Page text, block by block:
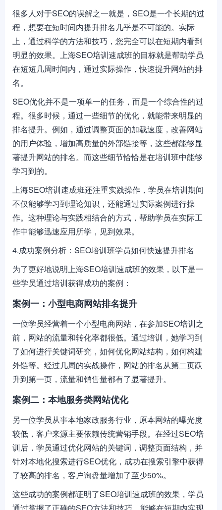
很多人对于SEO的误解之一就是，SEO是一个长期的过
程，想要在短时间内提升排名几乎是不可能的。实际
上，通过科学的方法和技巧，您完全可以在短期内看到
明显的效果。上海SEO培训速成班的目标就是帮助学员
在短短几周时间内，通过实际操作，快速提升网站的排
名。
SEO优化并不是一项单一的任务，而是一个综合性的过
程。很多时候，通过一些细节的优化，就能带来明显的
排名提升。例如，通过调整页面的加载速度，改善网站
的用户体验，增加高质量的外部链接等，这些都能够显
著提升网站的排名。而这些细节恰恰是在培训班中能够
学习到的。
上海SEO培训速成班还注重实践操作，学员在培训期间
不仅能够学习到理论知识，还能通过实际案例进行操
作。这种理论与实践相结合的方式，帮助学员在实际工
作中能够迅速应用所学，见到效果。
4.成功案例分析：SEO培训班学员如何快速提升排名
为了更好地说明上海SEO培训速成班的效果，以下是一
些学员通过培训获得成功的案例：
案例一：小型电商网站排名提升
一位学员经营着一个小型电商网站，在参加SEO培训之
前，网站的流量和转化率都很低。通过培训，她学习到
了如何进行关键词研究，如何优化网站结构，如何构建
外链等。经过几周的实战操作，网站的排名从第二页跃
升到第一页，流量和销售量都有了显著提升。
案例二：本地服务类网站优化
另一位学员从事本地家政服务行业，原本网站的曝光度
较低，客户来源主要依赖传统营销手段。在经过SEO培
训后，学员通过优化网站的关键词，调整页面结构，并
针对本地化搜索进行SEO优化，成功在搜索引擎中获得
了较高的排名，客户询盘量增加了至少50%。
这些成功的案例都证明了SEO培训速成班的效果，学员